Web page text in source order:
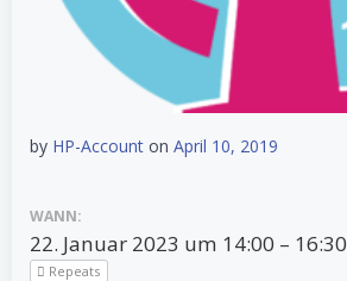
by HP-Account on April 10, 2019
WANN:
22. Januar 2023 um 14:00 – 16:30
Repeats